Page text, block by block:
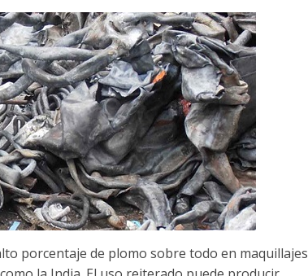
porcentaje de plomo sobre todo en maquillajes